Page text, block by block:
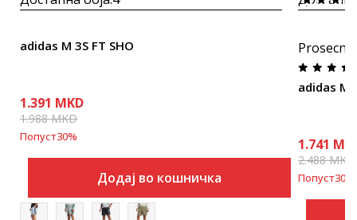
adidas M 3S FT SHO
1.391 MKD
1.988MKD
Попуст30%
Додај во кошничка
adidas M
1.741
2.488MKD
Попуст30